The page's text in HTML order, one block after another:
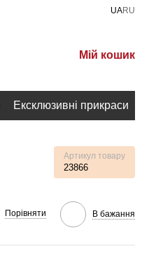
UARU
Мій кошик
Ексклюзивні прикраси
Артикул товару
23866
Порівняти В бажання